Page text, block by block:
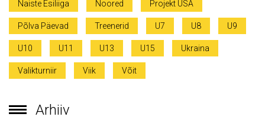
Naiste Esiliiga Noored Projekt USA
Põlva Päevad Treenerid U7 U8 U9
U10 U11 U13 U15 Ukraina
Valikturniir Viik Võit
Arhiiv